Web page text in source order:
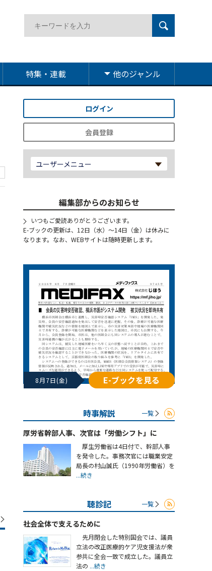
特集・連載 他のジャンル
ログイン
会員登録
ユーザーメニュー
編集部からのお知らせ
いつもご愛読ありがとうございます。
E-ブックの更新は、12日（水）～14日（金）は休みに
なります。なお、WEBサイトは随時更新します。
8月7日(金) E-ブックを見る
時事解説 一覧
厚労省幹部人事、次官は「労働シフト」に
厚生労働省は4日付で、幹部人事
を発令した。事務次官には職業安定
局長の村山誠氏（1990年労働省）を
...続き
聴診記 一覧
社会全体で支えるために
先月閉会した特別国会では、議員
立法の改正医療的ケア児支援法が衆
参共に全会一致で成立した。議員立
法の ...続き